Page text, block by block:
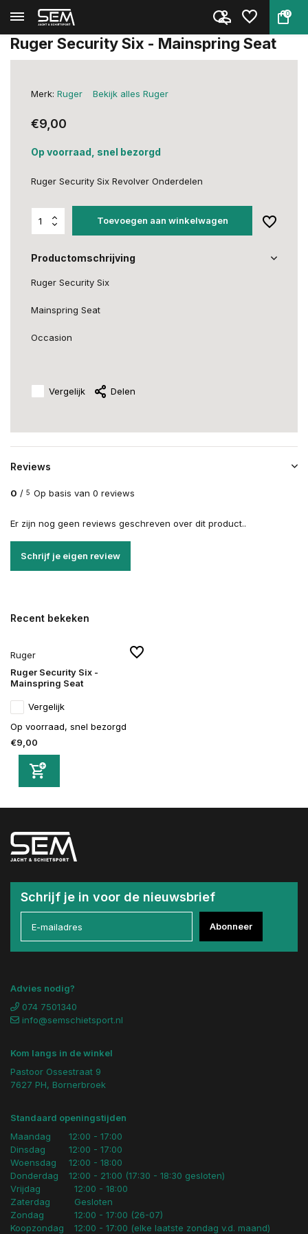
0
Terug Home Ruger Security Six - Mainsprin...
Ruger Security Six - Mainspring Seat
Merk: Ruger Bekijk alles Ruger
€9,00
Op voorraad, snel bezorgd
Ruger Security Six Revolver Onderdelen
Toevoegen aan winkelwagen
Productomschrijving
Ruger Security Six
Mainspring Seat
Occasion
Vergelijk Delen
Reviews
0 / 5 Op basis van 0 reviews
Er zijn nog geen reviews geschreven over dit product..
Schrijf je eigen review
Recent bekeken
Ruger
Ruger Security Six -
Mainspring Seat
Vergelijk
Op voorraad, snel bezorgd
€9,00
Schrijf je in voor de nieuwsbrief
Abonneer
Advies nodig?
074 7501340
info@semschietsport.nl
Kom langs in de winkel
Pastoor Ossestraat 9
7627 PH, Bornerbroek
Standaard openingstijden
Maandag
Dinsdag
Woensdag
Donderdag
12:00 - 17:00
12:00 - 17:00
12:00 - 18:00
12:00 - 21:00 (17:30 - 18:30 gesloten)
Vrijdag
Zaterdag
Zondag
Koopzondag
12:00 - 18:00
Gesloten
12:00 - 17:00 (26-07)
12:00 - 17:00 (elke laatste zondag v.d. maand)